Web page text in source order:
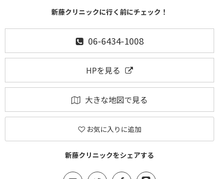
新藤クリニックに行く前にチェック！
06-6434-1008
HPを見る
大きな地図で見る
お気に入りに追加
新藤クリニックをシェアする